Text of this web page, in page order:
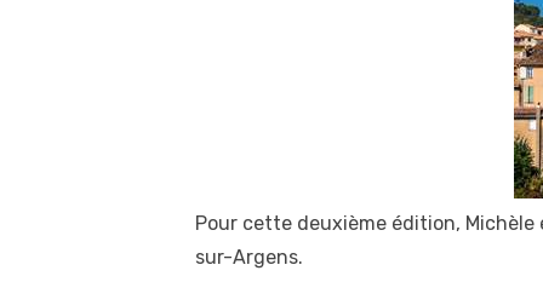
Pour cette deuxième édition,
sur-Argens.